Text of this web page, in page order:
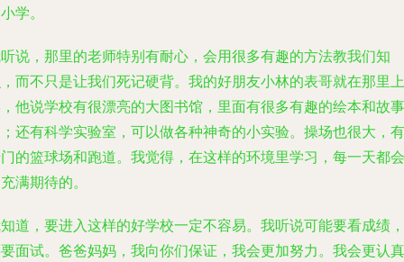
学。
说，那里的老师特别有耐心，会用很多有趣的方法教我们知
而不只是让我们死记硬背。我的好朋友小林的表哥就在那里上
他说学校有很漂亮的大图书馆，里面有很多有趣的绘本和故事
还有科学实验室，可以做各种神奇的小实验。操场也很大，有
的篮球场和跑道。我觉得，在这样的环境里学习，每一天都会
满期待的。
道，要进入这样的好学校一定不容易。我听说可能要看成绩，
面试。爸爸妈妈，我向你们保证，我会更加努力。我会更认真